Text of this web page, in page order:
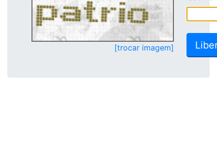
[trocar imagem]